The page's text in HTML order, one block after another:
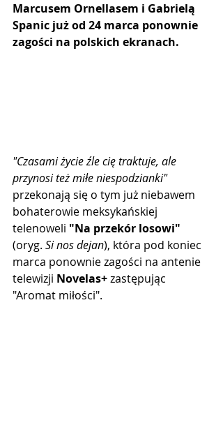
Marcusem Ornellasem i Gabrielą
Spanic już od 24 marca ponownie
zagości na polskich ekranach.
"Czasami życie źle cię traktuje, ale
przynosi też miłe niespodzianki"
przekonają się o tym już niebawem
bohaterowie meksykańskiej
telenoweli "Na przekór losowi"
(oryg. Si nos dejan), która pod koniec
marca ponownie zagości na antenie
telewizji Novelas+ zastępując
"Aromat miłości".